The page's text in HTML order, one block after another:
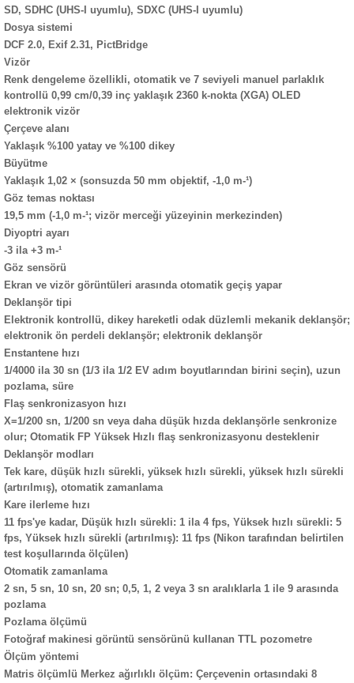
SD, SDHC (UHS-I uyumlu), SDXC (UHS-I uyumlu)
Dosya sistemi
DCF 2.0, Exif 2.31, PictBridge
Vizör
Renk dengeleme özellikli, otomatik ve 7 seviyeli manuel parlaklık
kontrollü 0,99 cm/0,39 inç yaklaşık 2360 k-nokta (XGA) OLED
elektronik vizör
Çerçeve alanı
Yaklaşık %100 yatay ve %100 dikey
Büyütme
Yaklaşık 1,02 × (sonsuzda 50 mm objektif, -1,0 m-¹)
Göz temas noktası
19,5 mm (-1,0 m-¹; vizör merceği yüzeyinin merkezinden)
Diyoptri ayarı
-3 ila +3 m-¹
Göz sensörü
Ekran ve vizör görüntüleri arasında otomatik geçiş yapar
Deklanşör tipi
Elektronik kontrollü, dikey hareketli odak düzlemli mekanik deklanşör;
elektronik ön perdeli deklanşör; elektronik deklanşör
Enstantene hızı
1/4000 ila 30 sn (1/3 ila 1/2 EV adım boyutlarından birini seçin), uzun
pozlama, süre
Flaş senkronizasyon hızı
X=1/200 sn, 1/200 sn veya daha düşük hızda deklanşörle senkronize
olur; Otomatik FP Yüksek Hızlı flaş senkronizasyonu desteklenir
Deklanşör modları
Tek kare, düşük hızlı sürekli, yüksek hızlı sürekli, yüksek hızlı sürekli
(artırılmış), otomatik zamanlama
Kare ilerleme hızı
11 fps'ye kadar, Düşük hızlı sürekli: 1 ila 4 fps, Yüksek hızlı sürekli: 5
fps, Yüksek hızlı sürekli (artırılmış): 11 fps (Nikon tarafından belirtilen
test koşullarında ölçülen)
Otomatik zamanlama
2 sn, 5 sn, 10 sn, 20 sn; 0,5, 1, 2 veya 3 sn aralıklarla 1 ile 9 arasında
pozlama
Pozlama ölçümü
Fotoğraf makinesi görüntü sensörünü kullanan TTL pozometre
Ölçüm yöntemi
Matris ölçümlü Merkez ağırlıklı ölçüm: Çerçevenin ortasındaki 8